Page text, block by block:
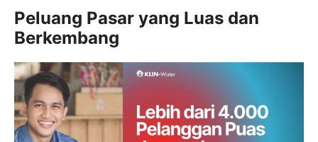
Peluang Pasar yang Luas dan
Berkembang